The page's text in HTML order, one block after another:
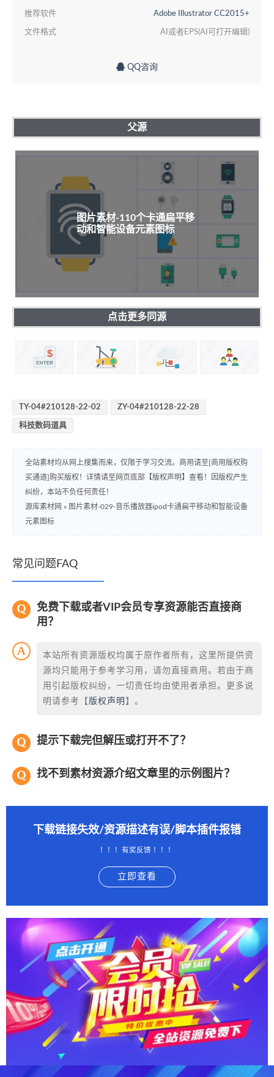
推荐软件 Adobe Illustrator CC2015+
文件格式 AI或者EPS(AI可打开编辑)
QQ咨询
父源
图片素材-110个卡通扁平移
动和智能设备元素图标
点击更多同源
TY-04#210128-22-02 ZY-04#210128-22-28
科技数码道具
全站素材均从网上搜集而来，仅限于学习交流。商用请至[商用版权购
买通道]购买版权！详情请至网页底部【版权声明】查看！因版权产生
纠纷，本站不负任何责任！
源库素材网 » 图片素材-029-音乐播放器ipod卡通扁平移动和智能设备
元素图标
常见问题FAQ
免费下载或者VIP会员专享资源能否直接商
用？
本站所有资源版权均属于原作者所有，这里所提供资
源均只能用于参考学习用，请勿直接商用。若由于商
用引起版权纠纷，一切责任均由使用者承担。更多说
明请参考【 版权声明 】。
提示下载完但解压或打开不了？
找不到素材资源介绍文章里的示例图片？
下载链接失效/资源描述有误/脚本插件报错
！！！有奖反馈 ！！！
立即查看